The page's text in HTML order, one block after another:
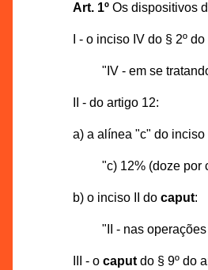
Art. 1ºOs dispositivos
I - o inciso IV do § 2º do
"IV - em se
II - do artigo 12:
a) a alínea "c" do inciso
"c) 12% (doze por
b) o inciso II do caput:
"II - nas
III - o caputdo § 9º do